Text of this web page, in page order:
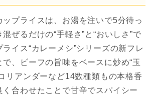
プライスは、お湯を注いで5分待っ
ぜるだけの“手軽さ”と“おいしさ”で
イス“カレーメシ”シリーズの新フレ
、ビーフの旨味をベースに炒め“玉
リアンダーなど14数種類もの本格香
合わせたことで甘辛でスパイシー